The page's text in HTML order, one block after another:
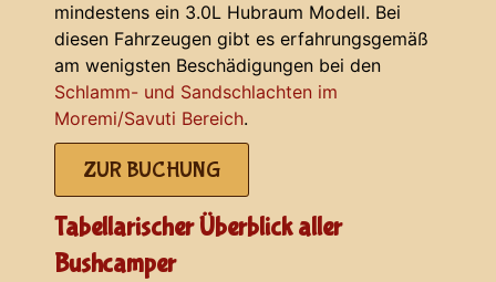
mindestens ein 3.0L Hubraum Modell. Bei
diesen Fahrzeugen gibt es erfahrungsgemäß
am wenigsten Beschädigungen bei den
Schlamm- und Sandschlachten im
Moremi/Savuti Bereich.
ZUR BUCHUNG
Tabellarischer Überblick aller
Bushcamper